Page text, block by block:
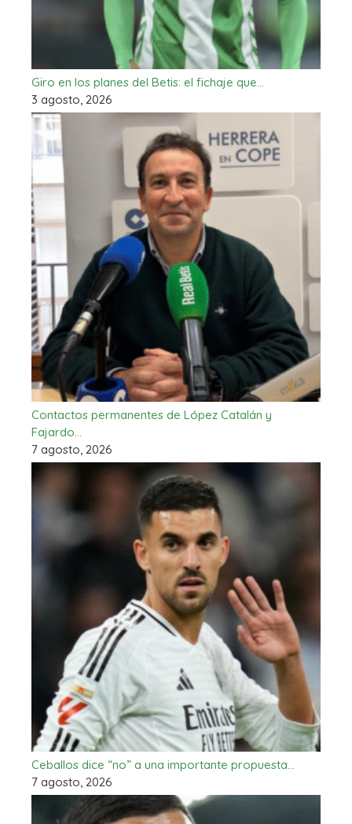
Giro en los planes del Betis: el fichaje que…
3 agosto, 2026
Contactos permanentes de López Catalán y
Fajardo…
7 agosto, 2026
Ceballos dice “no” a una importante propuesta…
7 agosto, 2026